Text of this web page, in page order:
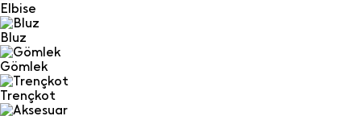
Elbise
Bluz
Gömlek
Trençkot